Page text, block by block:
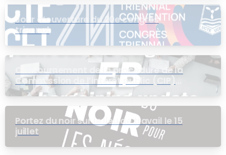
Jour d’ouverture du 20e congrès
triennal
Contournement de la procédure de la
Commission de l’intérêt public (CIP)
pour le groupe EB
Portez du noir sur le lieu de travail le 15
juillet